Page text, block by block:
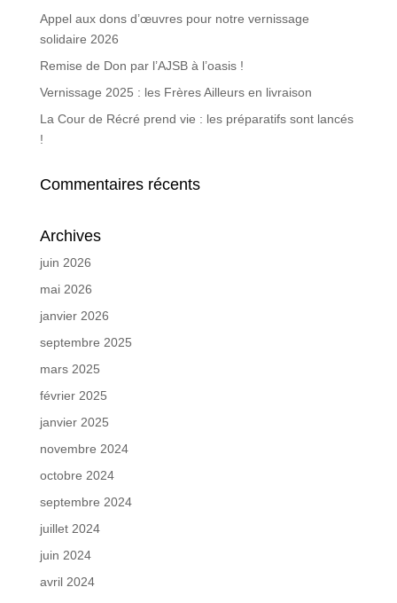
Appel aux dons d’œuvres pour notre vernissage
solidaire 2026
Remise de Don par l’AJSB à l’oasis !
Vernissage 2025 : les Frères Ailleurs en livraison
La Cour de Récré prend vie : les préparatifs sont lancés
!
Commentaires récents
Archives
juin 2026
mai 2026
janvier 2026
septembre 2025
mars 2025
février 2025
janvier 2025
novembre 2024
octobre 2024
septembre 2024
juillet 2024
juin 2024
avril 2024